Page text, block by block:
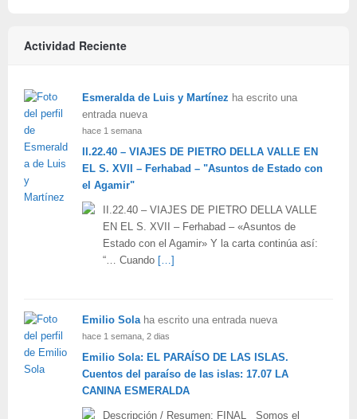
Actividad Reciente
Esmeralda de Luis y Martínez ha escrito una
entrada nueva
hace 1 semana
II.22.40 – VIAJES DE PIETRO DELLA VALLE EN
EL S. XVII – Ferhabad – "Asuntos de Estado con
el Agamir"
II.22.40 – VIAJES DE PIETRO DELLA VALLE
EN EL S. XVII – Ferhabad – «Asuntos de
Estado con el Agamir» Y la carta continúa así:
“… Cuando […]
Emilio Sola ha escrito una entrada nueva
hace 1 semana, 2 dias
Emilio Sola: EL PARAÍSO DE LAS ISLAS.
Cuentos del paraíso de las islas: 17.07 LA
CANINA ESMERALDA
Descripción / Resumen: FINAL Somos el